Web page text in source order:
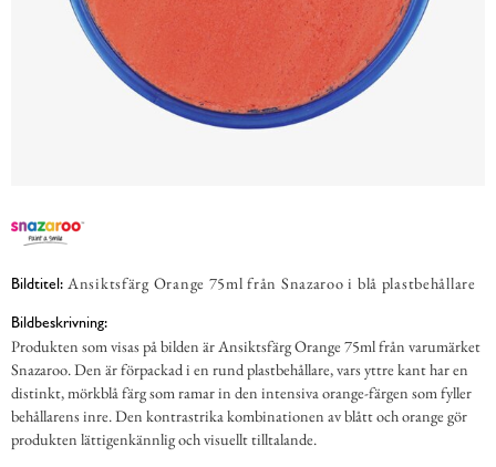
Bildtitel: Ansiktsfärg Orange 75ml från Snazaroo i blå plastbehållare
Bildbeskrivning:
Produkten som visas på bilden är Ansiktsfärg Orange 75ml från varumärket
Snazaroo. Den är förpackad i en rund plastbehållare, vars yttre kant har en
distinkt, mörkblå färg som ramar in den intensiva orange-färgen som fyller
behållarens inre. Den kontrastrika kombinationen av blått och orange gör
produkten lättigenkännlig och visuellt tilltalande.